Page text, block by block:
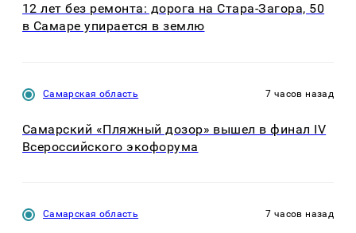
12 лет без ремонта: дорога на Стара-Загора, 50
в Самаре упирается в землю
Самарская область 7 часов назад
Самарский «Пляжный дозор» вышел в финал IV
Всероссийского экофорума
Самарская область 7 часов назад